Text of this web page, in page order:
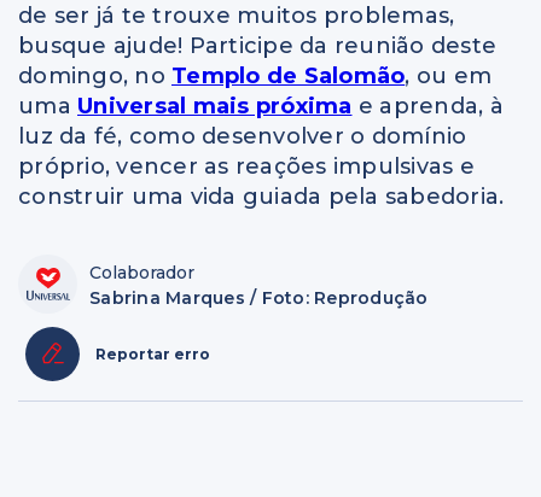
de ser já te trouxe muitos problemas,
busque ajude! Participe da reunião deste
domingo, no Templo de Salomão, ou em
uma Universal mais próxima e aprenda, à
luz da fé, como desenvolver o domínio
próprio, vencer as reações impulsivas e
construir uma vida guiada pela sabedoria.
Colaborador
Sabrina Marques / Foto: Reprodução
Reportar erro